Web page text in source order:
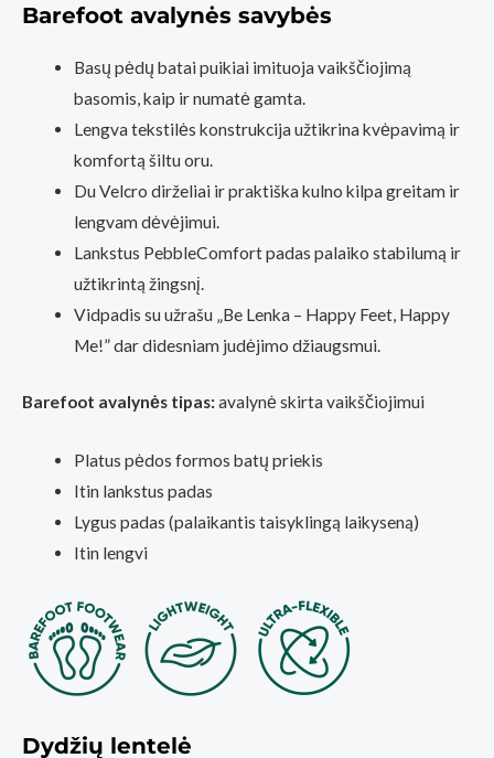
Barefoot avalynės savybės
Basų pėdų batai puikiai imituoja vaikščiojimą
basomis, kaip ir numatė gamta.
Lengva tekstilės konstrukcija užtikrina kvėpavimą ir
komfortą šiltu oru.
Du Velcro dirželiai ir praktiška kulno kilpa greitam ir
lengvam dėvėjimui.
Lankstus PebbleComfort padas palaiko stabilumą ir
užtikrintą žingsnį.
Vidpadis su užrašu „Be Lenka – Happy Feet, Happy
Me!” dar didesniam judėjimo džiaugsmui.
Barefoot avalynės tipas: avalynė skirta vaikščiojimui
Platus pėdos formos batų priekis
Itin lankstus padas
Lygus padas (palaikantis taisyklingą laikyseną)
Itin lengvi
Dydžių lentelė